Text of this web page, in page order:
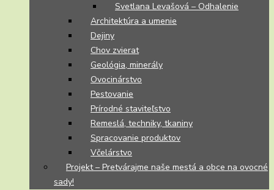
Svetlana Levašová – Odhalenie
Architektúra a umenie
Dejiny
Chov zvierat
Geológia, minerály
Ovocinárstvo
Pestovanie
Prírodné staviteľstvo
Remeslá, techniky, tkaniny
Spracovanie produktov
Včelárstvo
Projekt – Pretvárajme naše mestá a obce na ovocné
sady!